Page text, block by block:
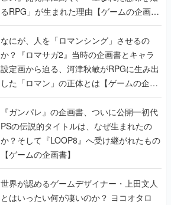
るRPG」が生まれた理由【ゲームの企画
書】
なにが、人を「ロマンシング」させるの
か？『ロマサガ2』当時の企画書とキャラ
設定画から迫る、河津秋敏がRPGに生み出
した「ロマン」の正体とは【ゲームの企画
書】
『ガンパレ』の企画書、ついに公開━初代
PSの伝説的タイトルは、なぜ生まれたの
か？そして『LOOP8』へ受け継がれたもの
【ゲームの企画書】
世界が認めるゲームデザイナー・上田文人
とはいったい何が凄いのか？ ヨコオタロ